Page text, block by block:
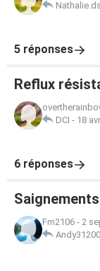
Nathalie.ds
5 réponses
Reflux
DCI - 18
6 réponses
Fm2106 - 2
Andy31200